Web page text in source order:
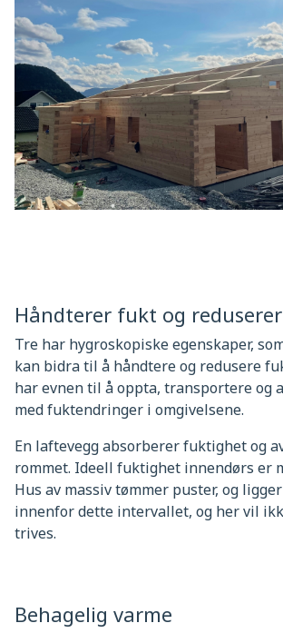
Håndterer fukt og
Tre har hygroskopiske egenskaper,
kan bidra til å håndtere og redusere
har evnen til å oppta, transportere og
med fuktendringer i omgivelsene.
En laftevegg absorberer fuktighet og
rommet. Ideell fuktighet innendørs er
Hus av massiv tømmer puster, og
innenfor dette intervallet, og her vil
trives.
Behagelig varme